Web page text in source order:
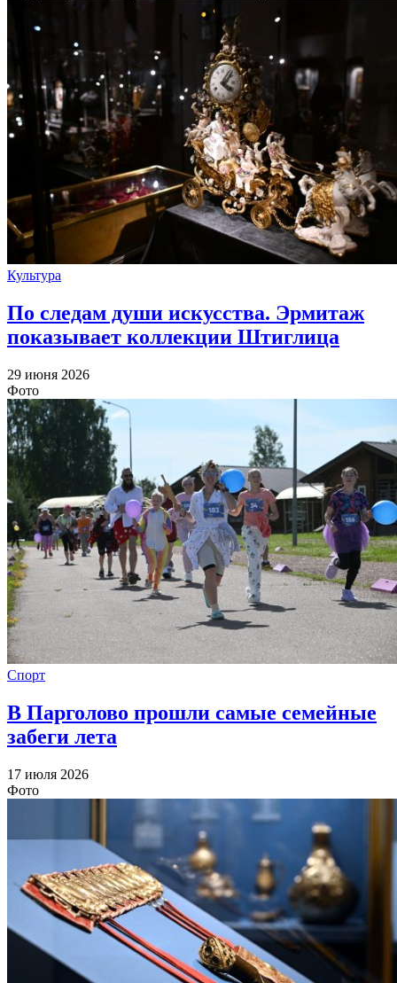
Культура
По следам души искусства. Эрмитаж
показывает коллекции Штиглица
29 июня 2026
Фото
Спорт
В Парголово прошли самые семейные
забеги лета
17 июля 2026
Фото